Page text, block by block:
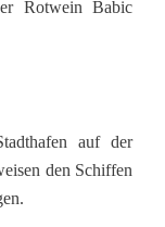
Rotwein Babic
auf der
den Schiffen